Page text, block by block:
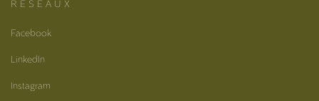
R É S E A U X
Facebook
LinkedIn
Instagram